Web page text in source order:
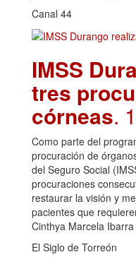
Canal 44
IMSS
tres
córneas.
Como parte del
procuración de
del Seguro Social
procuraciones
restaurar la visión y
pacientes que
Cinthya Marcela
El Siglo de Torreón